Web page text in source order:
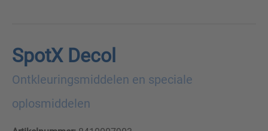
SpotX Decol
Ontkleuringsmiddelen en speciale
oplosmiddelen